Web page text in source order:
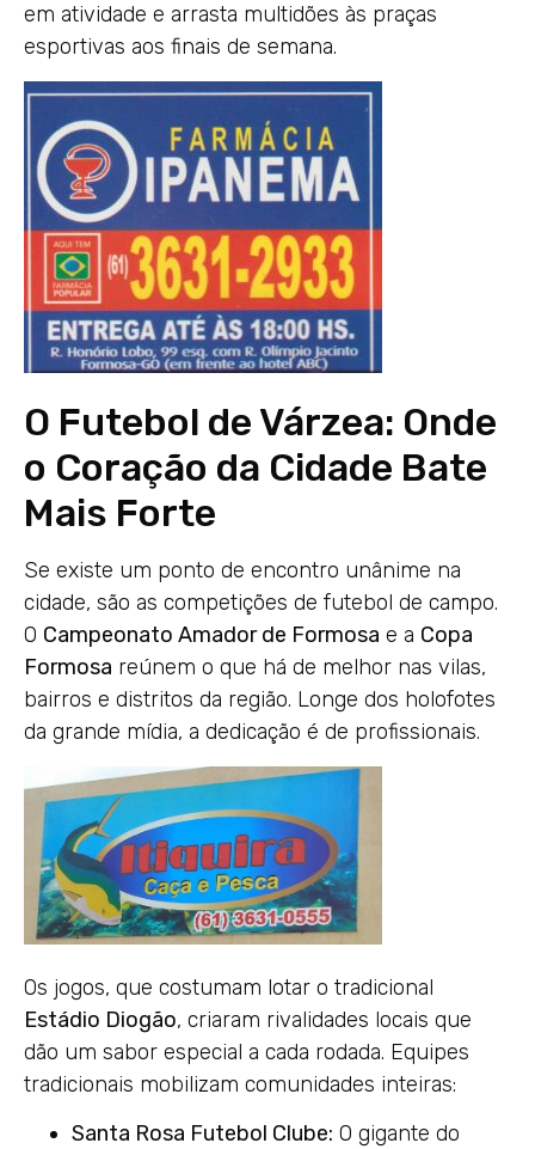
em atividade e arrasta multidões às praças
esportivas aos finais de semana.
O Futebol de Várzea: Onde
o Coração da Cidade Bate
Mais Forte
Se existe um ponto de encontro unânime na
cidade, são as competições de futebol de campo.
O Campeonato Amador de Formosa e a Copa
Formosa reúnem o que há de melhor nas vilas,
bairros e distritos da região. Longe dos holofotes
da grande mídia, a dedicação é de profissionais.
Os jogos, que costumam lotar o tradicional
Estádio Diogão, criaram rivalidades locais que
dão um sabor especial a cada rodada. Equipes
tradicionais mobilizam comunidades inteiras:
Santa Rosa Futebol Clube: O gigante do